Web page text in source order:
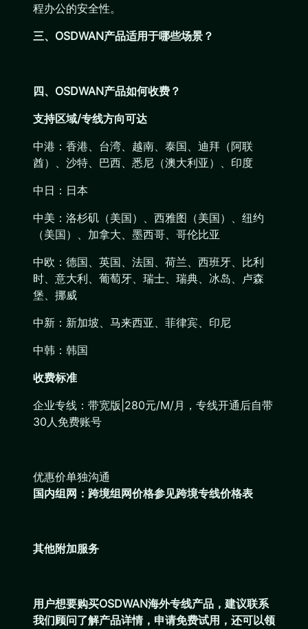
程办公的安全性。
三、OSDWAN产品适用于哪些场景？
四、OSDWAN产品如何收费？
支持区域/专线方向可达
中港：香港、台湾、越南、泰国、迪拜（阿联
酋）、沙特、巴西、悉尼（澳大利亚）、印度
中日：日本
中美：洛杉矶（美国）、西雅图（美国）、纽约
（美国）、加拿大、墨西哥、哥伦比亚
中欧：德国、英国、法国、荷兰、西班牙、比利
时、意大利、葡萄牙、瑞士、瑞典、冰岛、卢森
堡、挪威
中新：新加坡、马来西亚、菲律宾、印尼
中韩：韩国
收费标准
企业专线：带宽版|280元/M/月，专线开通后自带
30人免费账号
优惠价单独沟通
国内组网：跨境组网价格参见跨境专线价格表
其他附加服务
用户想要购买OSDWAN海外专线产品，建议联系
我们顾问了解产品详情，申请免费试用，还可以领